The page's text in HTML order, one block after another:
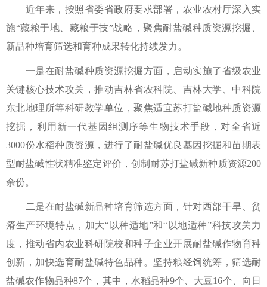
近年来，按照省委省政府要求部署，农业农村厅深入实
施“藏粮于地、藏粮于技”战略，聚焦耐盐碱种质资源挖掘、
新品种培育筛选和育种成果转化持续发力。
一是在耐盐碱种质资源挖掘方面，启动实施了省级农业
关键核心技术攻关，推动吉林省农科院、吉林大学、中科院
东北地理所等科研教学单位，聚焦适宜苏打盐碱地种质资源
挖掘，利用新一代基因组测序等生物技术手段，对全省近
3000份水稻种质资源，进行了耐盐碱优良基因挖掘和苗期表
型耐盐碱性状精准鉴定评价，创制耐苏打盐碱新种质资源200
余份。
二是在耐盐碱新品种培育筛选方面，针对西部干旱、贫
瘠生产环境特点，加大“以种适地”和“以地适种”科技攻关力
度，推动省内农业科研院校和种子企业开展耐盐碱作物育种
创新，加快选育耐盐碱特色品种。坚持粮经饲统筹，筛选耐
盐碱农作物品种87个，其中，水稻品种9个、大豆16个、向日